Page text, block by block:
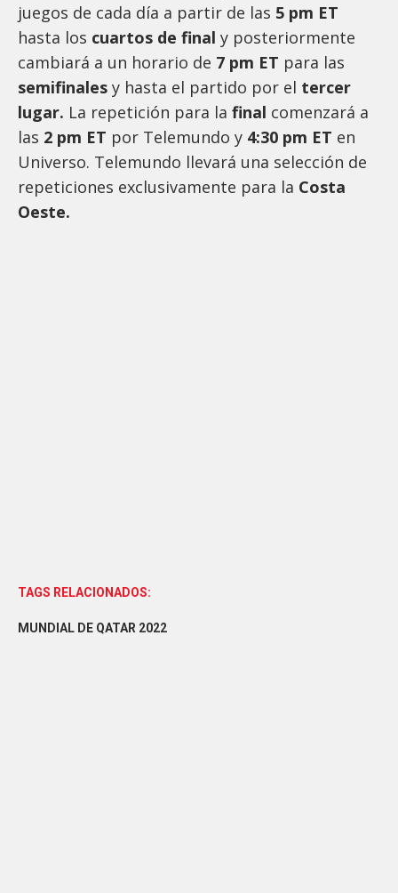
juegos de cada día a partir de las 5 pm ET
hasta los cuartos de final y posteriormente
cambiará a un horario de 7 pm ET para las
semifinales y hasta el partido por el tercer
lugar. La repetición para la final comenzará a
las 2 pm ET por Telemundo y 4:30 pm ET en
Universo. Telemundo llevará una selección de
repeticiones exclusivamente para la Costa
Oeste.
TAGS RELACIONADOS:
MUNDIAL DE QATAR 2022